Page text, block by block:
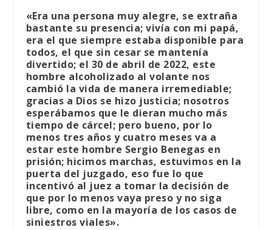
«Era una persona muy alegre, se extraña
bastante su presencia; vivía con mi papá,
era el que siempre estaba disponible para
todos, el que sin cesar se mantenía
divertido; el 30 de abril de 2022, este
hombre alcoholizado al volante nos
cambió la vida de manera irremediable;
gracias a Dios se hizo justicia; nosotros
esperábamos que le dieran mucho más
tiempo de cárcel; pero bueno, por lo
menos tres años y cuatro meses va a
estar este hombre Sergio Benegas en
prisión; hicimos marchas, estuvimos en la
puerta del juzgado, eso fue lo que
incentivó al juez a tomar la decisión de
que por lo menos vaya preso y no siga
libre, como en la mayoría de los casos de
siniestros viales».